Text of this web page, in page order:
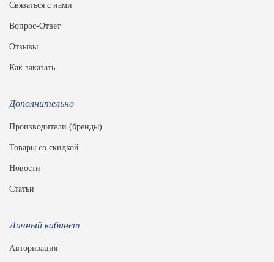
Связаться с нами
Вопрос-Ответ
Отзывы
Как заказать
Дополнительно
Производители (бренды)
Товары со скидкой
Новости
Статьи
Личный кабинет
Авторизация